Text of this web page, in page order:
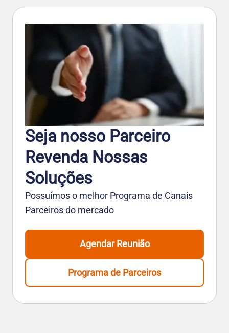
Seja nosso Parceiro
Revenda Nossas
Soluções
Possuímos o melhor Programa de Canais
Parceiros do mercado
Agendar Reunião
Programa de Parceiros